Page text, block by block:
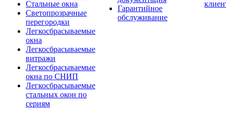
Стальные окна
Светопрозрачные
перегородки
Легкосбрасываемые
окна
Легкосбрасываемые
витражи
Легкосбрасываемые
окна по СНИП
Легкосбрасываемые
стальных окон по
сериям
Гарантийное
обслуживание